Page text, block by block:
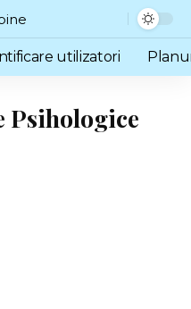
utilizatori
Psihologice